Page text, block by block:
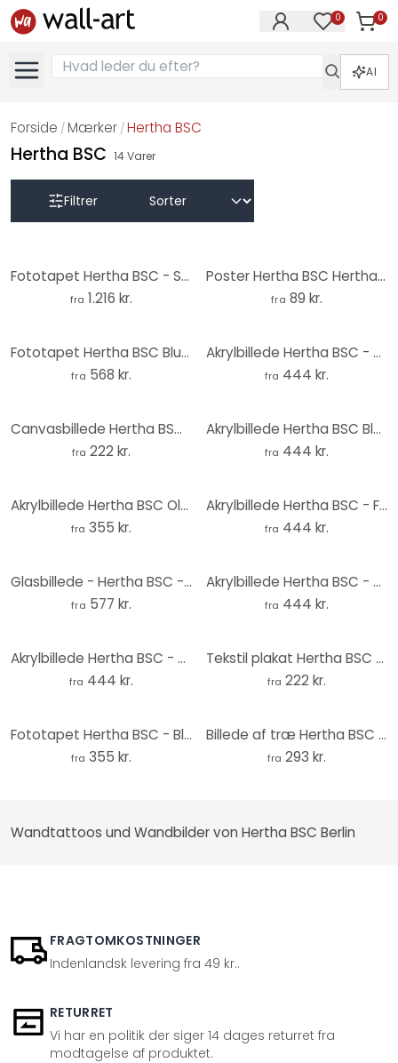
0 0
Varer
AI
Forside / Mærker /Hertha BSC
Hertha BSC 14Varer
Filtrer
Fototapet Hertha BSC - Stadion efter dag
fra 1.216 kr.
Poster Hertha BSC Hertha Choreo in der Ostkurve
fra 89 kr.
Fototapet Hertha BSC Blue Olympic Stadium
fra 568 kr.
Akrylbillede Hertha BSC - Hertha Choreo i Østkurven
fra 444 kr.
Canvasbillede Hertha BSC - Blå og hvid koreografi på det olympiske stadion
fra 222 kr.
Akrylbillede Hertha BSC Blå Olympiske Stadion
fra 444 kr.
Akrylbillede Hertha BSC Olympiske Stadion om natten
fra 355 kr.
Akrylbillede Hertha BSC - Fuldt olympisk stadion om natten
fra 444 kr.
Glasbillede - Hertha BSC - Blå og hvid koreografi på det olympiske stadion
fra 577 kr.
Akrylbillede Hertha BSC - HaHoHe
fra 444 kr.
Akrylbillede Hertha BSC - Blå og hvid koreografi på det olympiske stadion
fra 444 kr.
Tekstil plakat Hertha BSC - HaHoHe
fra 222 kr.
Fototapet Hertha BSC - Blå og hvid koreografi på det olympiske stadion – print på aluminium
fra 355 kr.
Billede af træ Hertha BSC - Blå og hvid koreografi på det olympiske stadion
fra 293 kr.
Wandtattoos und Wandbilder von Hertha BSC Berlin
FRAGTOMKOSTNINGER
Indenlandsk levering fra 49 kr..
RETURRET
Vi har en politik der siger 14 dages returret fra
modtagelse af produktet.